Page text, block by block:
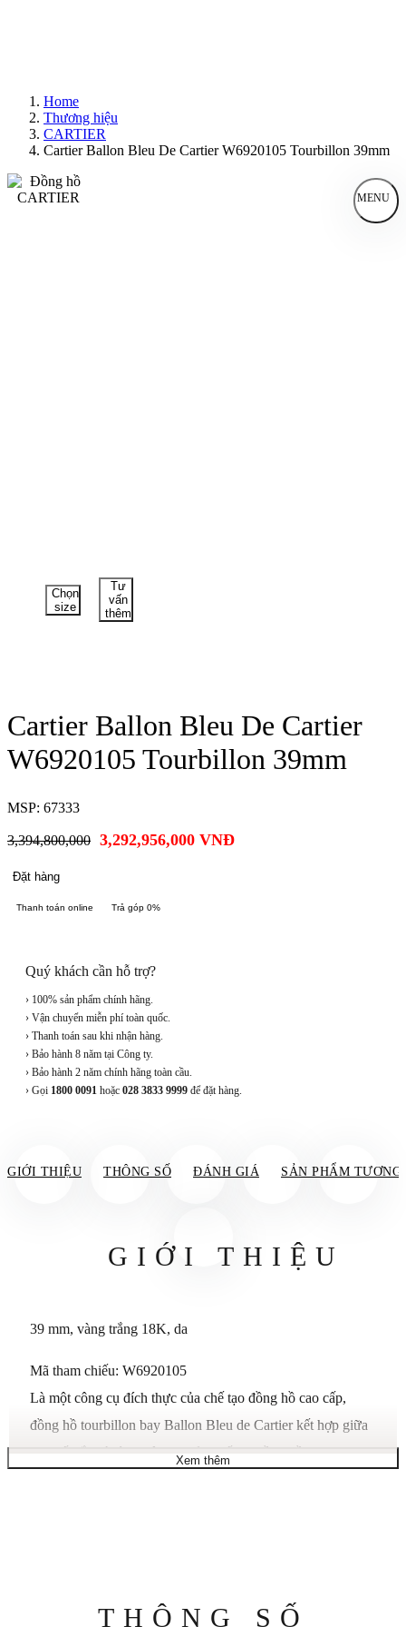
Home
Thương hiệu
CARTIER
Cartier Ballon Bleu De Cartier W6920105 Tourbillon 39mm
MENU
Chọn
size
Tư
vấn
thêm
Cartier Ballon Bleu De Cartier
W6920105 Tourbillon 39mm
MSP: 67333
3,394,800,000 3,292,956,000 VNĐ
Đặt hàng
Thanh toán online Trả góp 0%
Quý khách cần hỗ trợ?
› 100% sản phẩm chính hãng.
› Vận chuyển miễn phí toàn quốc.
› Thanh toán sau khi nhận hàng.
› Bảo hành 8 năm tại Công ty.
› Bảo hành 2 năm chính hãng toàn cầu.
› Gọi 1800 0091 hoặc 028 3833 9999 để đặt hàng.
GIỚI THIỆU THÔNG SỐ ĐÁNH GIÁ SẢN PHẨM TƯƠNG
GIỚI THIỆU
39 mm, vàng trắng 18K, da
Mã tham chiếu: W6920105
Là một công cụ đích thực của chế tạo đồng hồ cao cấp,
đồng hồ tourbillon bay Ballon Bleu de Cartier kết hợp giữa
sự xuất sắc và tính hiện đại của chế tạo đồng hồ. Được trang
Xem thêm
THÔNG SỐ